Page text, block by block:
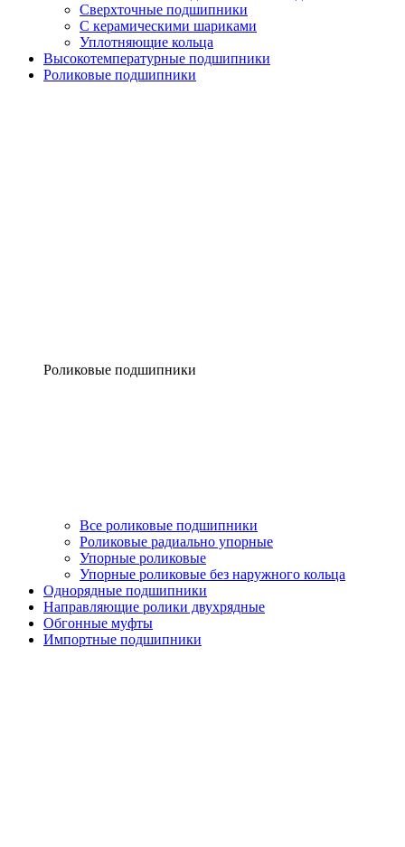
Сверхточные подшипники
С керамическими шариками
Уплотняющие кольца
Высокотемпературные подшипники
Роликовые подшипники
Роликовые подшипники
Все роликовые подшипники
Роликовые радиально упорные
Упорные роликовые
Упорные роликовые без наружного кольца
Однорядные подшипники
Направляющие ролики двухрядные
Обгонные муфты
Импортные подшипники